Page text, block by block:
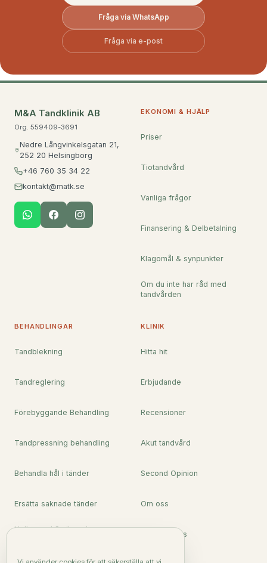
Fråga via WhatsApp
Fråga via e-post
M&A Tandklinik AB
Org. 559409-3691
Nedre Långvinkelsgatan 21,
252 20 Helsingborg
+46 760 35 34 22
kontakt@matk.se
BEHANDLINGAR
Tandblekning
Tandreglering
Förebyggande Behandling
Tandpressning behandling
Behandla hål i tänder
Ersätta saknade tänder
Hollywood Smile och
Ta bort tandsten, parodontit
KLINIK
Hitta hit
Erbjudande
Recensioner
Akut tandvård
Second Opinion
Om oss
Kontakta oss
EKONOMI & HJÄLP
Priser
Tiotandvård
Vanliga frågor
Finansering & Delbetalning
Klagomål & synpunkter
Om du inte har råd med
tandvården